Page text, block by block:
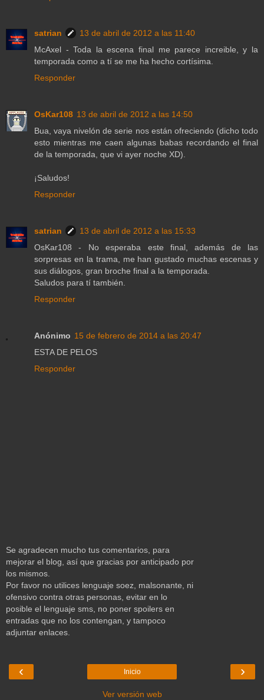
satrian
13 de abril de 2012 a las 11:40
McAxel - Toda la escena final me parece increible, y la
temporada como a tí se me ha hecho cortísima.
Responder
OsKar108 13 de abril de 2012 a las 14:50
Bua, vaya nivelón de serie nos están ofreciendo (dicho todo
esto mientras me caen algunas babas recordando el final
de la temporada, que vi ayer noche XD).
¡Saludos!
Responder
satrian
13 de abril de 2012 a las 15:33
OsKar108 - No esperaba este final, además de las
sorpresas en la trama, me han gustado muchas escenas y
sus diálogos, gran broche final a la temporada.
Saludos para tí también.
Responder
Anónimo 15 de febrero de 2014 a las 20:47
ESTA DE PELOS
Responder
Se agradecen mucho tus comentarios, para
mejorar el blog, así que gracias por anticipado por
los mismos.
Por favor no utilices lenguaje soez, malsonante, ni
ofensivo contra otras personas, evitar en lo
posible el lenguaje sms, no poner spoilers en
entradas que no los contengan, y tampoco
adjuntar enlaces.
‹ ›
Inicio
Ver versión web